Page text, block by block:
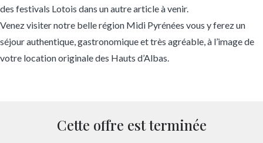
des festivals Lotois dans un autre article à venir.
Venez visiter notre belle région Midi Pyrénées vous y ferez un
séjour authentique, gastronomique et très agréable, à l’image de
votre location originale des Hauts d’Albas.
Cette offre est terminée